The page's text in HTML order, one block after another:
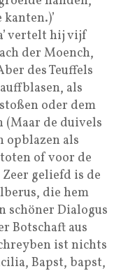
vertelt hij vijf
der Moench,
des Teuffels
als
oder dem
(Maar de duivels
opblazen als
of voor de
geliefd is de
die hem
schöner Dialogus
Botschaft aus
ist nichts
Bapst, bapst,